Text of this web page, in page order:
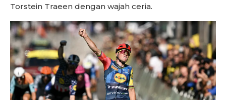
Torstein Traeen dengan wajah ceria.